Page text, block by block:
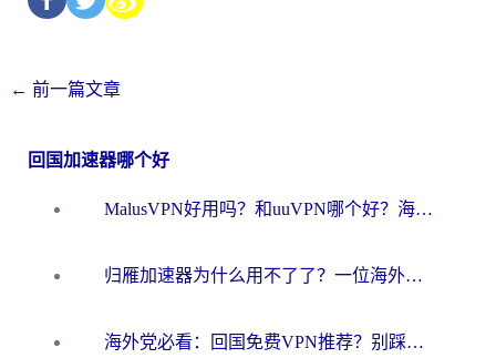
← 前一篇文章
回国加速器哪个好
MalusVPN好用吗？和uuVPN哪个好？海外党无缝访问国内资源的真实对比与选择指南
归雁加速器为什么用不了了？一位海外游子的真实困惑与技术解答
海外党必看：回国免费VPN推荐？别踩坑！教你选对加速器无缝刷国内资源